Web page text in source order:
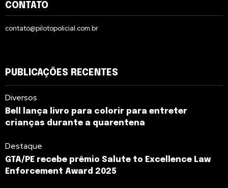
CONTATO
contato@pilotopolicial.com.br
PUBLICAÇÕES RECENTES
Diversos
Bell lança livro para colorir para entreter
crianças durante a quarentena
Destaque
GTA/PE recebe prêmio Salute to Excellence Law
Enforcement Award 2025